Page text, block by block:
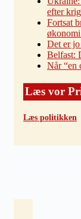
efter
Fortsat
Det er
Belfast:
Når “en
Læs vor
Læs politikken